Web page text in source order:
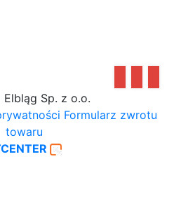
Sp. z o.o.
Formularz zwrotu
towaru